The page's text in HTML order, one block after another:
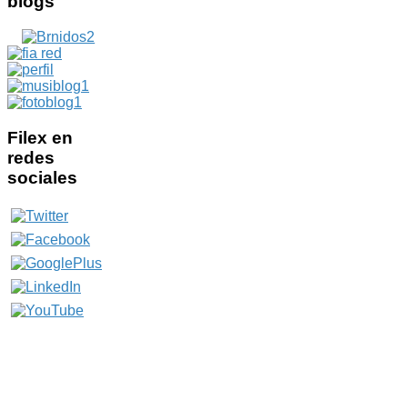
Filex en
redes
sociales